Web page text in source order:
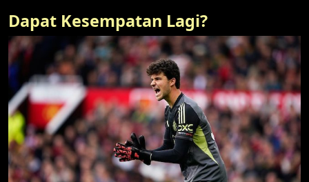
Dapat Kesempatan Lagi?